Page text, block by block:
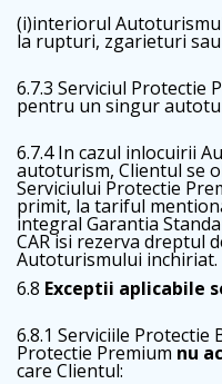
(i)interiorul
la rupturi, zgarieturi
6.7.3 Serviciul Protectie
pentru un singur
6.7.4 In cazul inlocuirii
autoturism, Clientul se
Serviciului Protectie
primit, la tariful
integral Garantia
CAR isi rezerva dreptul
Autoturismului inchiriat.
6.8 Exceptii aplicabile
6.8.1 Serviciile Protectie
Protectie Premium nu
care Clientul: